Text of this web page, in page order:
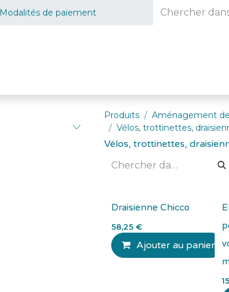
Modalités de paiement
Produits Aménagement
Vélos, trottinettes,
Vélos, trottinettes,
Draisienne Chicco
58,25 €
Ajouter au panier